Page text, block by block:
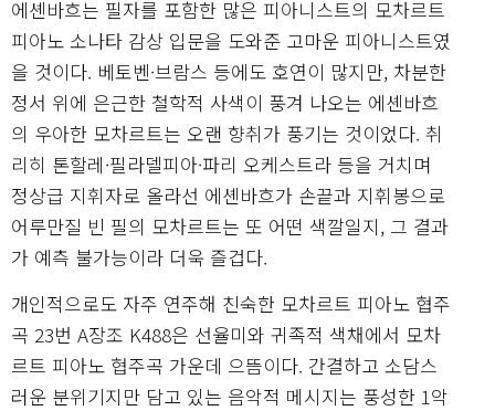
에셴바흐는 필자를 포함한 많은 피아니스트의 모차르트
피아노 소나타 감상 입문을 도와준 고마운 피아니스트였
을 것이다. 베토벤·브람스 등에도 호연이 많지만, 차분한
정서 위에 은근한 철학적 사색이 풍겨 나오는 에셴바흐
의 우아한 모차르트는 오랜 향취가 풍기는 것이었다. 취
리히 톤할레·필라델피아·파리 오케스트라 등을 거치며
정상급 지휘자로 올라선 에셴바흐가 손끝과 지휘봉으로
어루만질 빈 필의 모차르트는 또 어떤 색깔일지, 그 결과
가 예측 불가능이라 더욱 즐겁다.
개인적으로도 자주 연주해 친숙한 모차르트 피아노 협주
곡 23번 A장조 K488은 선율미와 귀족적 색채에서 모차
르트 피아노 협주곡 가운데 으뜸이다. 간결하고 소담스
러운 분위기지만 담고 있는 음악적 메시지는 풍성한 1악